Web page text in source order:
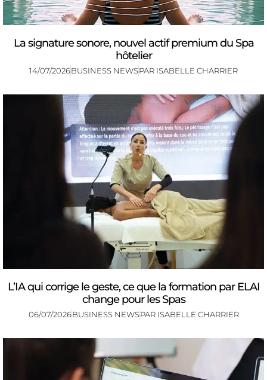
La signature sonore, nouvel actif premium du Spa
hôtelier
14/07/2026BUSINESS NEWSPAR ISABELLE CHARRIER
L’IA qui corrige le geste, ce que la formation par ELAI
change pour les Spas
06/07/2026BUSINESS NEWSPAR ISABELLE CHARRIER